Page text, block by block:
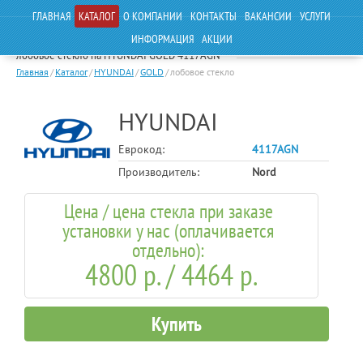
ГЛАВНАЯ КАТАЛОГ О КОМПАНИИ КОНТАКТЫ ВАКАНСИИ УСЛУГИ
ИНФОРМАЦИЯ АКЦИИ
лобовое стекло на HYUNDAI GOLD 4117AGN
Главная / Каталог/ HYUNDAI/GOLD/лобовое стекло
HYUNDAI
Еврокод:
4117AGN
Производитель:
Nord
Цена / цена стекла при заказе
установки у нас (оплачивается
отдельно):
4800 р. / 4464 р.
Купить